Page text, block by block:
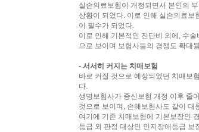
실손의료보험이 개정되면서 본인의
상황이 되었다. 이로 인해 실손의료보
이 필수가 되었다.
이로 인해 기본적인 진단비 외에, 수
으로 보이며 보험사들의 경쟁도 확대
- 서서히 커지는 치매보험
바로 커질 것으로 예상되었던 치매보
다.
생명보험사가 종신보험 개정 이후 줄
것으로 보이며, 손해보험사도 같이
여기에 기존 치매보험에 기본보장인
등급 외 판정 대상인 인지장애등급 보